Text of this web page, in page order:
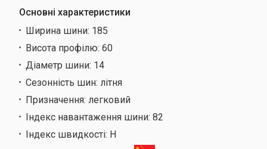
Основні характеристики
Ширина шини: 185
Висота профілю: 60
Діаметр шини: 14
Сезонність шин: літня
Призначення: легковий
Індекс навантаження шини: 82
Індекс швидкості: H